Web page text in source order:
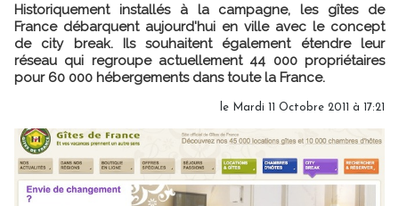
Historiquement installés à la campagne, les gîtes de
France débarquent aujourd'hui en ville avec le concept
de city break. Ils souhaitent également étendre leur
réseau qui regroupe actuellement 44 000 propriétaires
pour 60 000 hébergements dans toute la France.
le Mardi 11 Octobre 2011 à 17:21